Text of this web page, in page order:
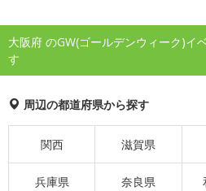
大阪府 のGW(ゴールデンウィーク)イ
す
周辺の都道府県から探す
関西 滋賀県
兵庫県 奈良県